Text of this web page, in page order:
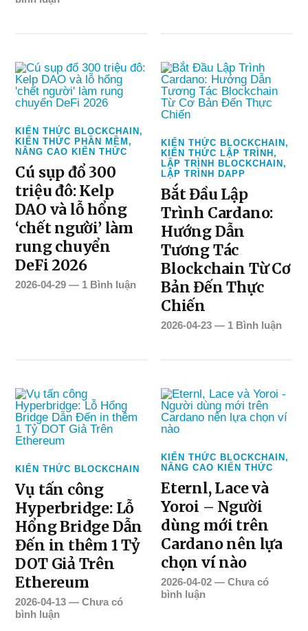
KIẾN THỨC BLOCKCHAIN,
KIẾN THỨC PHẦN MỀM,
NÂNG CAO KIẾN THỨC
Cú sụp đổ 300
triệu đô: Kelp
DAO và lỗ hổng
‘chết người’ làm
rung chuyển
DeFi 2026
2026-04-29 — 1 Bình luận
KIẾN THỨC BLOCKCHAIN,
KIẾN THỨC LẬP TRÌNH,
LẬP TRÌNH BLOCKCHAIN,
LẬP TRÌNH DAPP
Bắt Đầu Lập
Trình Cardano:
Hướng Dẫn
Tương Tác
Blockchain Từ Cơ
Bản Đến Thực
Chiến
2026-04-23 — 1 Bình luận
KIẾN THỨC BLOCKCHAIN
Vụ tấn công
Hyperbridge: Lỗ
Hổng Bridge Dẫn
Đến in thêm 1 Tỷ
DOT Giả Trên
Ethereum
2026-04-13 —Chưa có
bình luận
KIẾN THỨC BLOCKCHAIN,
NÂNG CAO KIẾN THỨC
Eternl, Lace và
Yoroi – Người
dùng mới trên
Cardano nên lựa
chọn ví nào
2026-04-02 —Chưa có
bình luận